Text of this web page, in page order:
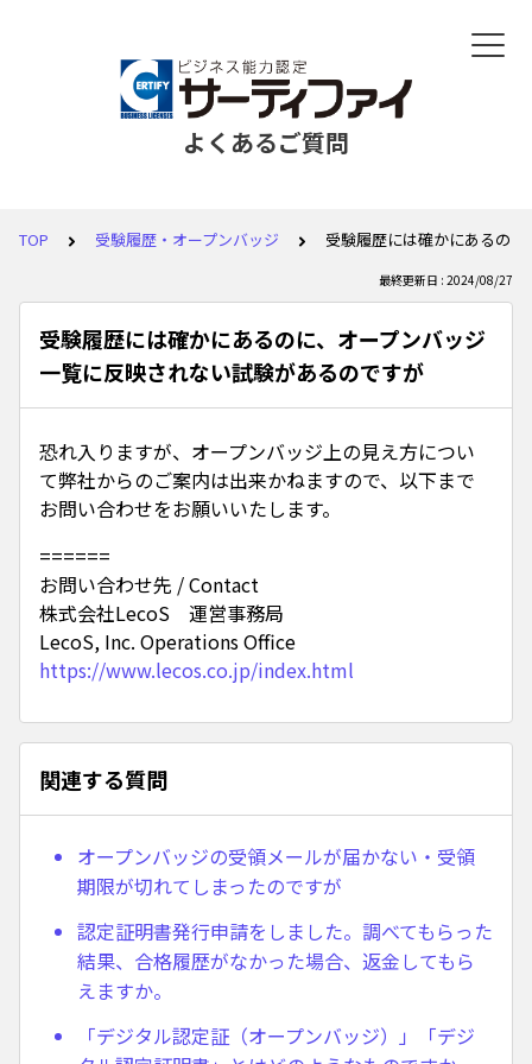
よくあるご質問
TOP 受験履歴・オープンバッジ 受験履歴には確かにあるの
最終更新日 : 2024/08/27
受験履歴には確かにあるのに、オープンバッジ
一覧に反映されない試験があるのですが
恐れ入りますが、オープンバッジ上の見え方につい
て弊社からのご案内は出来かねますので、以下まで
お問い合わせをお願いいたします。
======
お問い合わせ先 / Contact
株式会社LecoS 運営事務局
LecoS, Inc. Operations Office
https://www.lecos.co.jp/index.html
関連する質問
オープンバッジの受領メールが届かない・受領
期限が切れてしまったのですが
認定証明書発行申請をしました。調べてもらった
結果、合格履歴がなかった場合、返金してもら
えますか。
「デジタル認定証（オープンバッジ）」「デジ